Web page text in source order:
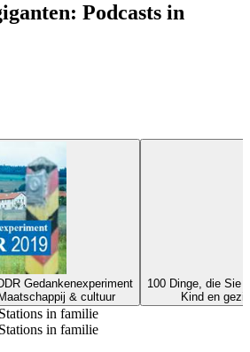
Podcasts in
Gedankenexperiment
& cultuur
100 Dinge, die Sie
Kind en
in familie
in familie